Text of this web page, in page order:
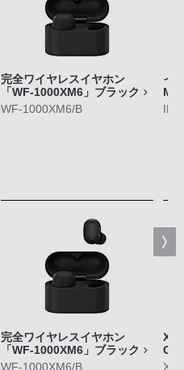
完全ワイヤレスイヤホン
「WF-1000XM6」ブラック
WF-1000XM6/B
イ
完全ワイヤレスイヤホン
「WF-1000XM6」ブラック
WF-1000XM6/B